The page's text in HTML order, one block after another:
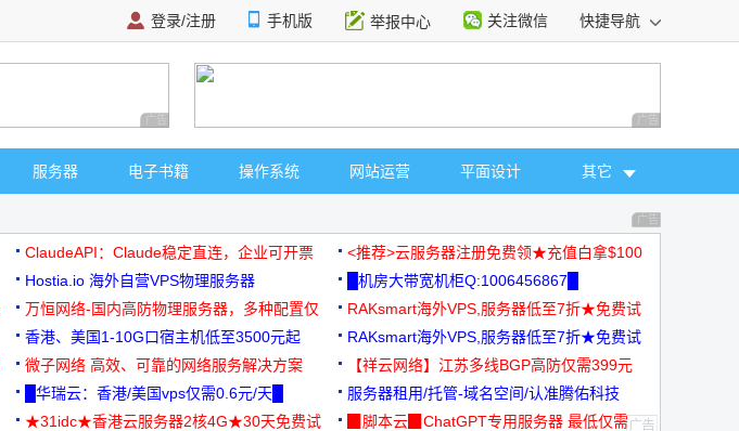
登录/注册 手机版 举报中心 关注微信 快捷导航
广告 商业广告，理性选择 广告 商业广告，理
服务器 电子书籍 操作系统 网站运营 平面设计 其它
广告 商业广告，理
ClaudeAPI：Claude稳定直连，企业可开票
<推荐>云服务器注册免费领★充值白拿$100
Hostia.io 海外自营VPS物理服务器
█机房大带宽机柜Q:1006456867█
万恒网络-国内高防物理服务器，多种配置仅
99元/月起
RAKsmart海外VPS,服务器低至7折★免费试
用★
香港、美国1-10G口宿主机低至3500元起
RAKsmart海外VPS,服务器低至7折★免费试
用★
微子网络 高效、可靠的网络服务解决方案
【祥云网络】江苏多线BGP高防仅需399元
█华瑞云：香港/美国vps仅需0.6元/天█
服务器租用/托管-域名空间/认准腾佑科技
★31idc★香港云服务器2核4G★30天免费试
▉脚本云▉ChatGPT专用服务器 最低仅需